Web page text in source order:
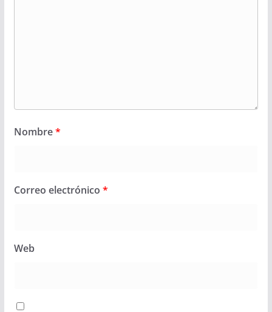
Nombre*
Correo electrónico *
Web